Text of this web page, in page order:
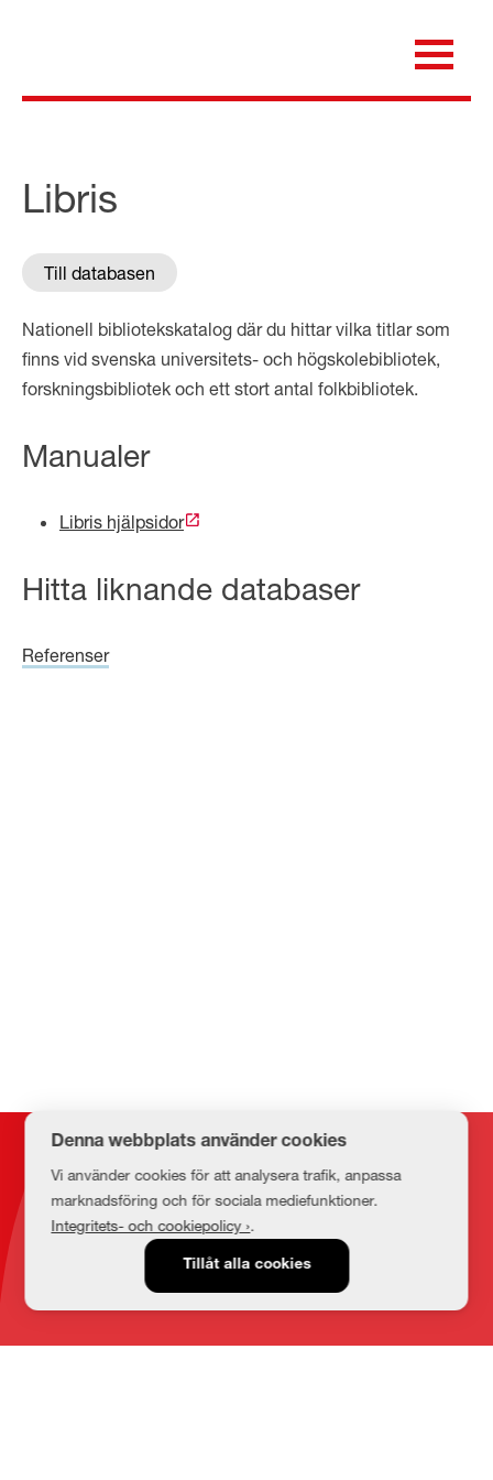
för dig som är anställd inom Region Kalmar län
Libris
Till databasen
Nationell bibliotekskatalog där du hittar vilka titlar som
finns vid svenska universitets- och högskolebibliotek,
forskningsbibliotek och ett stort antal folkbibliotek.
Manualer
Libris hjälpsidor
Hitta liknande databaser
Referenser
Kontakt
Denna webbplats använder cookies
Vi använder cookies för att analysera trafik, anpassa
marknadsföring och för sociala mediefunktioner.
Integritets- och cookiepolicy ›.
Tillåt alla cookies